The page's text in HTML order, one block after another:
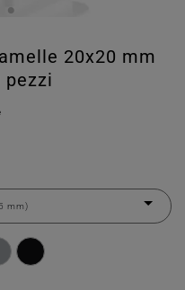
20x20 mm
pezzi